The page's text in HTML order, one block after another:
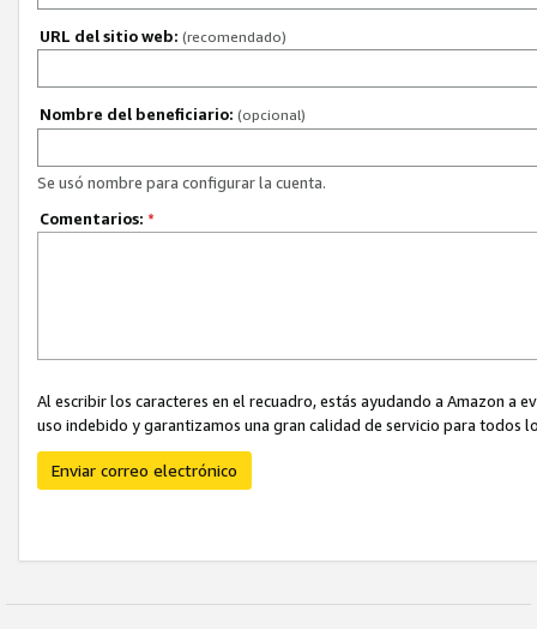
URL del sitio web: (recomendado)
Nombre del beneficiario: (opcional)
Se usó nombre para configurar la cuenta.
Comentarios: *
Al escribir los caracteres en el recuadro, estás ayudando a Amazon
uso indebido y garantizamos una gran calidad de servicio para todos
Enviar correo electrónico